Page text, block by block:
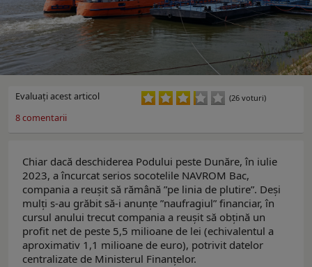
Evaluaţi acest articol (26 voturi)
8comentarii
Chiar dacă deschiderea Podului peste Dunăre, în iulie
2023, a încurcat serios socotelile NAVROM Bac,
compania a reușit să rămână ”pe linia de plutire”. Deși
mulți s-au grăbit să-i anunțe ”naufragiul” financiar, în
cursul anului trecut compania a reușit să obțină un
profit net de peste 5,5 milioane de lei (echivalentul a
aproximativ 1,1 milioane de euro), potrivit datelor
centralizate de Ministerul Finanțelor.